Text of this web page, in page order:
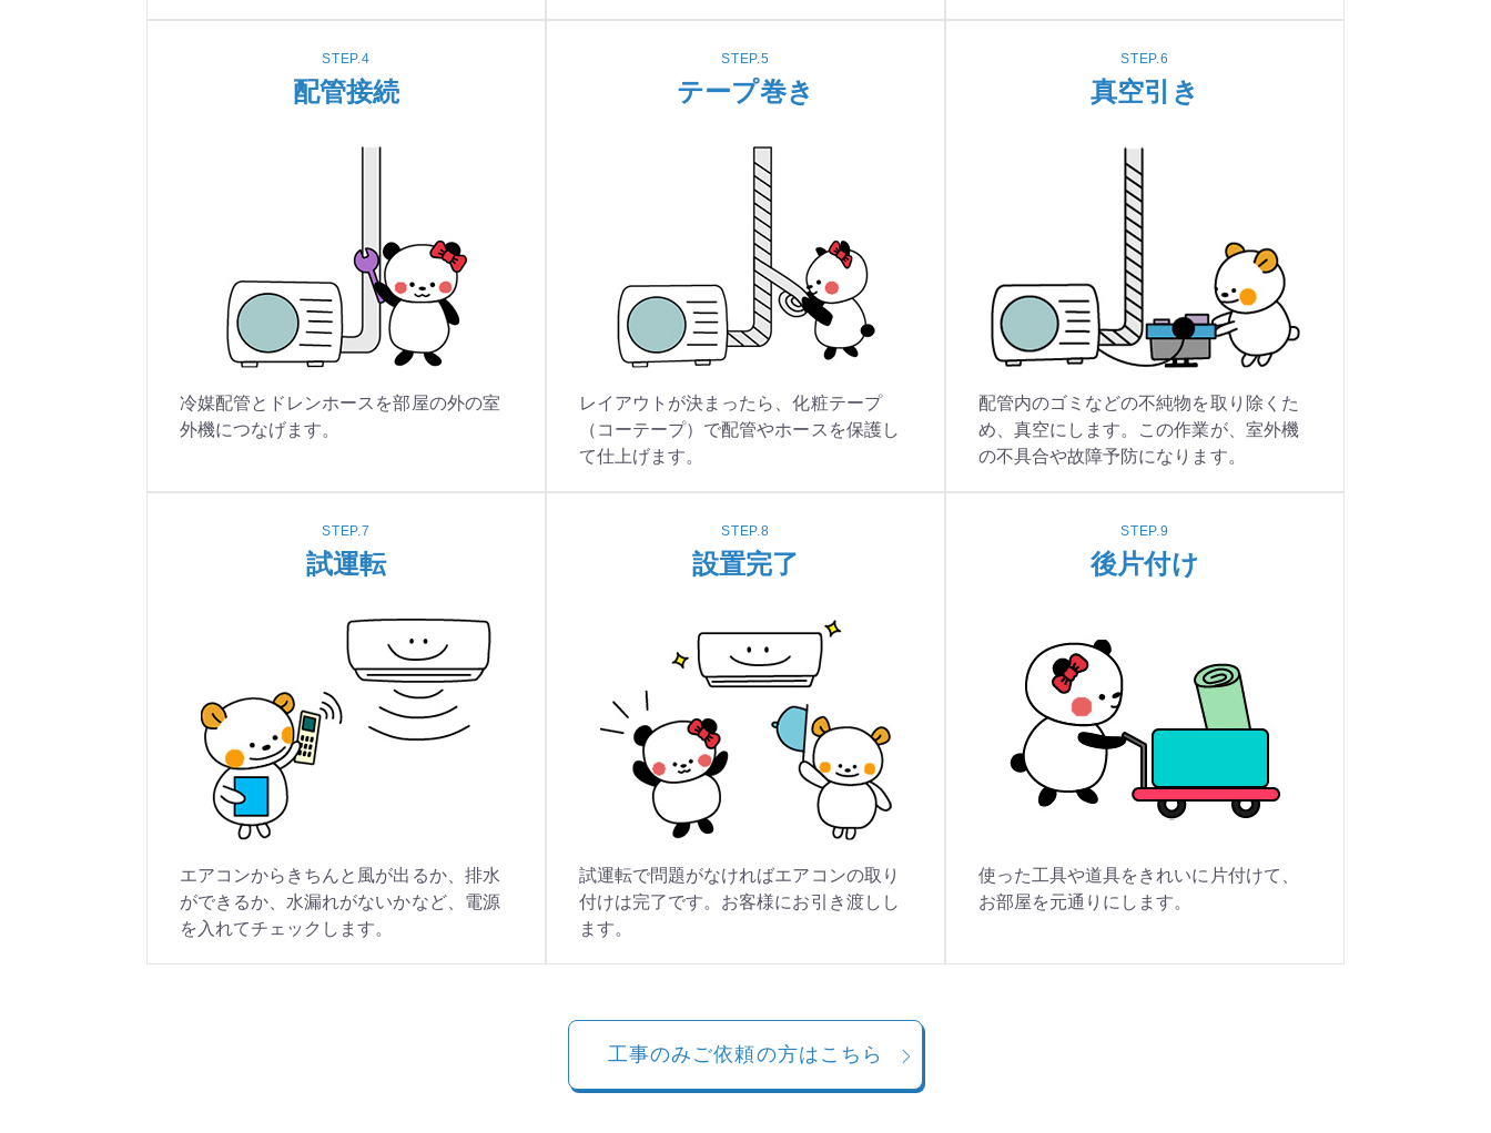
STEP.4
配管接続
冷媒配管とドレンホースを部屋の外の室
外機につなげます。
STEP.5
テープ巻き
レイアウトが決まったら、化粧テープ
（コーテープ）で配管やホースを保護し
て仕上げます。
STEP.6
真空引き
配管内のゴミなどの不純物を取り除くた
め、真空にします。この作業が、室外機
の不具合や故障予防になります。
STEP.7
試運転
エアコンからきちんと風が出るか、排水
ができるか、水漏れがないかなど、電源
を入れてチェックします。
STEP.8
設置完了
試運転で問題がなければエアコンの取り
付けは完了です。お客様にお引き渡しし
ます。
STEP.9
後片付け
使った工具や道具をきれいに片付けて、
お部屋を元通りにします。
工事のみご依頼の方はこちら